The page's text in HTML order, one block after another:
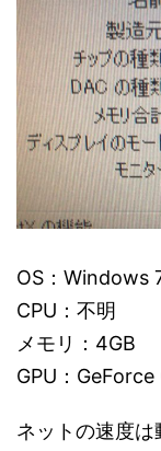
OS：Windows
CPU：不明
メモリ：4GB
GPU：
ネットの速度は